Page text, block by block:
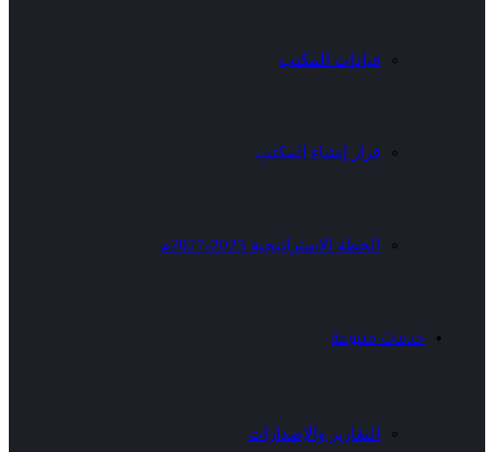
قيادات المكتب
قرار إنشاء المكتب
الخطة الاستراتيجية 2023-2027م
خدمات متنوعة
التقارير والإصدارات